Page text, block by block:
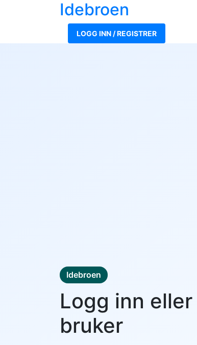
Idebroen
LOGG INN / REGISTRER
Idebroen
Logg inn
bruker